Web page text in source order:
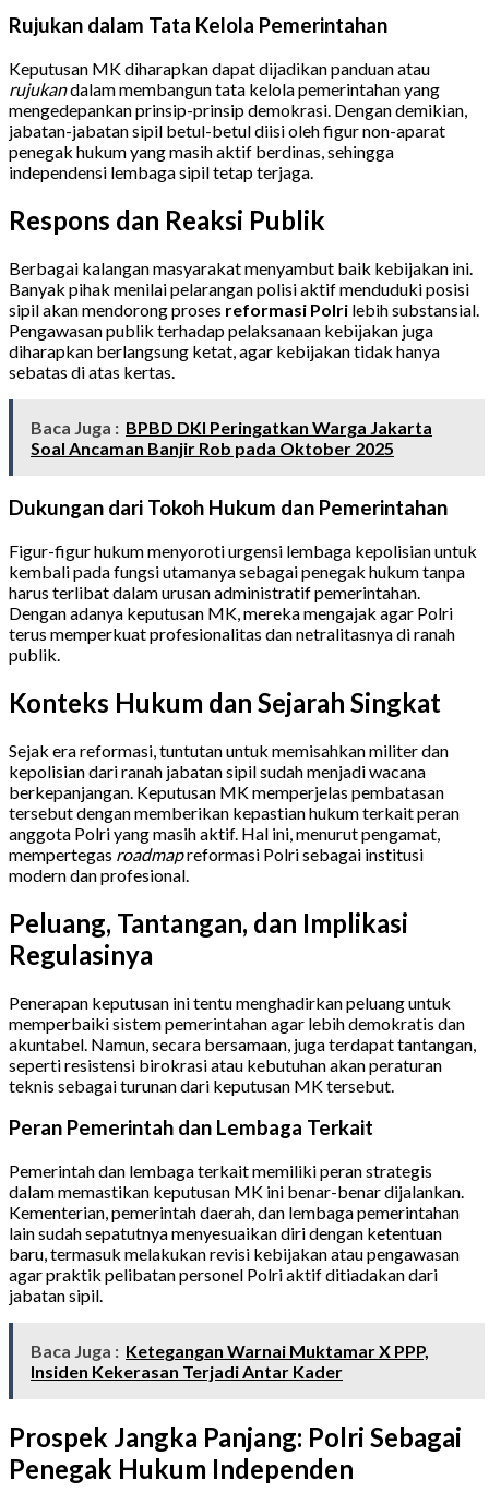
Rujukan dalam Tata Kelola Pemerintahan
Keputusan MK diharapkan dapat dijadikan panduan atau
rujukandalam membangun tata kelola pemerintahan yang
mengedepankan prinsip-prinsip demokrasi. Dengan demikian,
jabatan-jabatan sipil betul-betul diisi oleh figur non-aparat
penegak hukum yang masih aktif berdinas, sehingga
independensi lembaga sipil tetap terjaga.
Respons dan Reaksi Publik
Berbagai kalangan masyarakat menyambut baik kebijakan ini.
Banyak pihak menilai pelarangan polisi aktif menduduki posisi
sipil akan mendorong proses reformasi Polri lebih substansial.
Pengawasan publik terhadap pelaksanaan kebijakan juga
diharapkan berlangsung ketat, agar kebijakan tidak hanya
sebatas di atas kertas.
Baca Juga : BPBD DKI Peringatkan Warga Jakarta
Soal Ancaman Banjir Rob pada Oktober 2025
Dukungan dari Tokoh Hukum dan Pemerintahan
Figur-figur hukum menyoroti urgensi lembaga kepolisian untuk
kembali pada fungsi utamanya sebagai penegak hukum tanpa
harus terlibat dalam urusan administratif pemerintahan.
Dengan adanya keputusan MK, mereka mengajak agar Polri
terus memperkuat profesionalitas dan netralitasnya di ranah
publik.
Konteks Hukum dan Sejarah Singkat
Sejak era reformasi, tuntutan untuk memisahkan militer dan
kepolisian dari ranah jabatan sipil sudah menjadi wacana
berkepanjangan. Keputusan MK memperjelas pembatasan
tersebut dengan memberikan kepastian hukum terkait peran
anggota Polri yang masih aktif. Hal ini, menurut pengamat,
mempertegas roadmapreformasi Polri sebagai institusi
modern dan profesional.
Peluang, Tantangan, dan Implikasi
Regulasinya
Penerapan keputusan ini tentu menghadirkan peluang untuk
memperbaiki sistem pemerintahan agar lebih demokratis dan
akuntabel. Namun, secara bersamaan, juga terdapat tantangan,
seperti resistensi birokrasi atau kebutuhan akan peraturan
teknis sebagai turunan dari keputusan MK tersebut.
Peran Pemerintah dan Lembaga Terkait
Pemerintah dan lembaga terkait memiliki peran strategis
dalam memastikan keputusan MK ini benar-benar dijalankan.
Kementerian, pemerintah daerah, dan lembaga pemerintahan
lain sudah sepatutnya menyesuaikan diri dengan ketentuan
baru, termasuk melakukan revisi kebijakan atau pengawasan
agar praktik pelibatan personel Polri aktif ditiadakan dari
jabatan sipil.
Baca Juga : Ketegangan Warnai Muktamar X PPP,
Insiden Kekerasan Terjadi Antar Kader
Prospek Jangka Panjang: Polri Sebagai
Penegak Hukum Independen